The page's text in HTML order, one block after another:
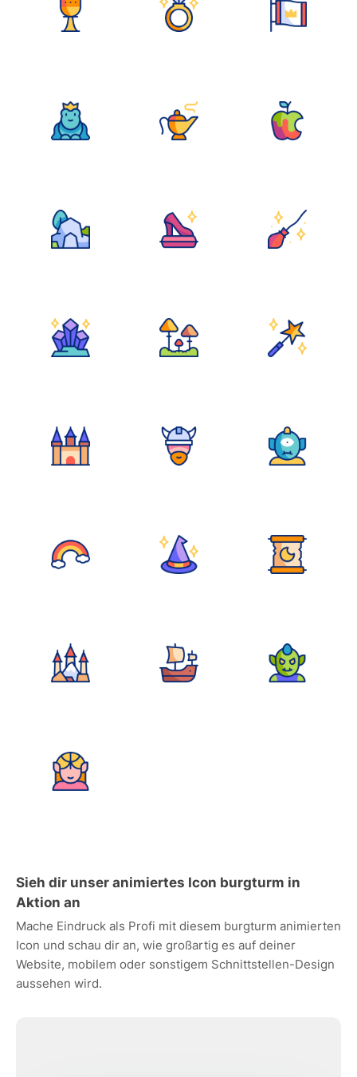
Sieh dir unser animiertes Icon burgturm in
Aktion an
Mache Eindruck als Profi mit diesem burgturm animierten
Icon und schau dir an, wie großartig es auf deiner
Website, mobilem oder sonstigem Schnittstellen-Design
aussehen wird.